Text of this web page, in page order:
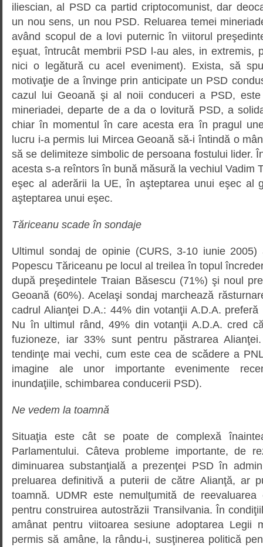
iliescian, al PSD ca partid criptocomunist, dar
un nou sens, un nou PSD. Reluarea temei
având scopul de a lovi puternic în viitorul
eşuat, întrucât membrii PSD l-au ales, in extremis,
nici o legătură cu acel eveniment). Exista, să
motivaţie de a învinge prin anticipate un PSD
cazul lui Geoană şi al noii conduceri a PSD,
mineriadei, departe de a da o lovitură PSD, a
chiar în momentul în care acesta era în pragul
lucru i-a permis lui Mircea Geoană să-i întindă o
să se delimiteze simbolic de persoana fostului lider.
acesta s-a reîntors în bună măsură la vechiul Vadim
eşec al aderării la UE, în aşteptarea unui eşec al
aşteptarea unui eşec.
Tăriceanu scade în sondaje
Ultimul sondaj de opinie (CURS, 3-10 iunie
Popescu Tăriceanu pe locul al treilea în topul
după preşedintele Traian Băsescu (71%) şi noul
Geoană (60%). Acelaşi sondaj marchează
cadrul Alianţei D.A.: 44% din votanţii A.D.A.
Nu în ultimul rând, 49% din votanţii A.D.A. cred
fuzioneze, iar 33% sunt pentru păstrarea
tendinţe mai vechi, cum este cea de scădere a
imagine ale unor importante evenimente
inundaţiile, schimbarea conducerii PSD).
Ne vedem la toamnă
Situaţia este cât se poate de complexă
Parlamentului. Câteva probleme importante, de
diminuarea substanţială a prezenţei PSD în
preluarea definitivă a puterii de către Alianţă, ar
toamnă. UDMR este nemulţumită de reevaluarea
pentru construirea autostrăzii Transilvania. În
amânat pentru viitoarea sesiune adoptarea Legii
permis să amâne, la rându-i, susţinerea politică